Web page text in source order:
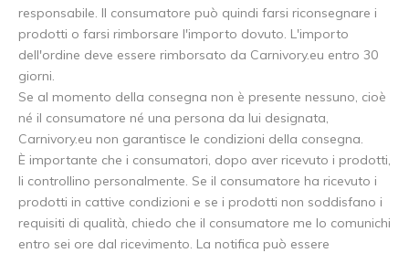
responsabile. Il consumatore può quindi farsi riconsegnare i
prodotti o farsi rimborsare l'importo dovuto. L'importo
dell'ordine deve essere rimborsato da Carnivory.eu entro 30
giorni.
Se al momento della consegna non è presente nessuno, cioè
né il consumatore né una persona da lui designata,
Carnivory.eu non garantisce le condizioni della consegna.
È importante che i consumatori, dopo aver ricevuto i prodotti,
li controllino personalmente. Se il consumatore ha ricevuto i
prodotti in cattive condizioni e se i prodotti non soddisfano i
requisiti di qualità, chiedo che il consumatore me lo comunichi
entro sei ore dal ricevimento. La notifica può essere